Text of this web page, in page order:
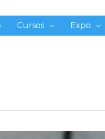
Cursos Expo